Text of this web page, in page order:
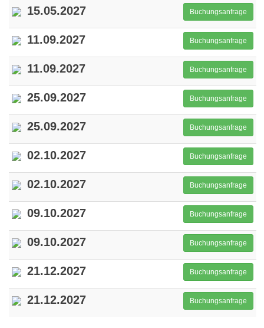
15.05.2027 Buchungsanfrage
11.09.2027 Buchungsanfrage
11.09.2027 Buchungsanfrage
25.09.2027 Buchungsanfrage
25.09.2027 Buchungsanfrage
02.10.2027 Buchungsanfrage
02.10.2027 Buchungsanfrage
09.10.2027 Buchungsanfrage
09.10.2027 Buchungsanfrage
21.12.2027 Buchungsanfrage
21.12.2027 Buchungsanfrage